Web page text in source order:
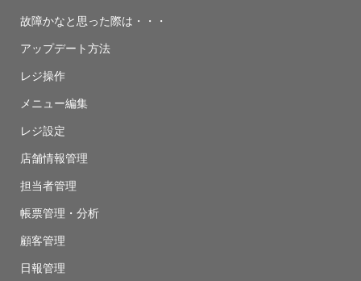
故障かなと思った際は・・・
アップデート方法
レジ操作
メニュー編集
レジ設定
店舗情報管理
担当者管理
帳票管理・分析
顧客管理
日報管理